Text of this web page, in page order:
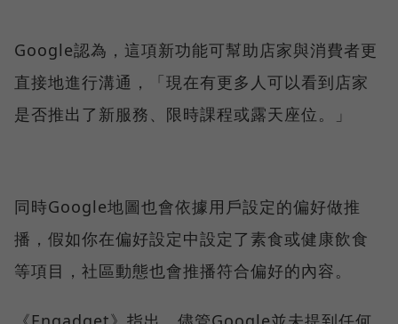
Google認為，這項新功能可幫助店家與消費者更
直接地進行溝通，「現在有更多人可以看到店家
是否推出了新服務、限時課程或露天座位。」
同時Google地圖也會依據用戶設定的偏好做推
播，假如你在偏好設定中設定了素食或健康飲食
等項目，社區動態也會推播符合偏好的內容。